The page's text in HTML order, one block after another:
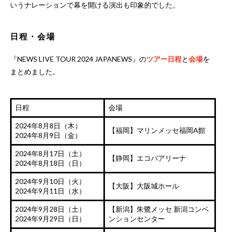
いうナレーションで幕を開ける演出も印象的でした。
日程・会場
『NEWS LIVE TOUR 2024 JAPANEWS』のツアー日程と会場を
まとめました。
日程 会場
2024年8月8日（木）
2024年8月9日（金）
【福岡】マリンメッセ福岡A館
2024年8月17日（土）
2024年8月18日（日）
【静岡】エコパアリーナ
2024年9月10日（火）
2024年9月11日（水）
【大阪】大阪城ホール
2024年9月28日（土）
2024年9月29日（日）
【新潟】朱鷺メッセ 新潟コンベ
ンションセンター